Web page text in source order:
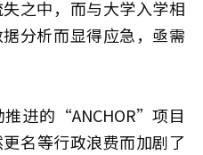
之中，而与大学入学相
分析而显得应急，亟需
进的“ANCHOR”项目
名等行政浪费而加剧了